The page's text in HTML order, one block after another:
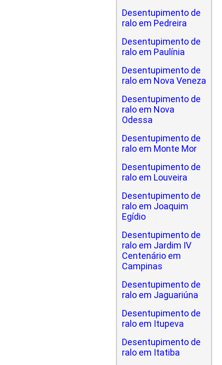
Desentupimento de
ralo em Pedreira
Desentupimento de
ralo em Paulínia
Desentupimento de
ralo em Nova Veneza
Desentupimento de
ralo em Nova
Odessa
Desentupimento de
ralo em Monte Mor
Desentupimento de
ralo em Louveira
Desentupimento de
ralo em Joaquim
Egídio
Desentupimento de
ralo em Jardim IV
Centenário em
Campinas
Desentupimento de
ralo em Jaguariúna
Desentupimento de
ralo em Itupeva
Desentupimento de
ralo em Itatiba